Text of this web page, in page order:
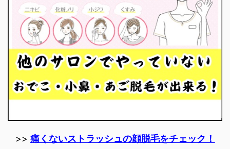
>> 痛くないストラッシュの顔脱毛をチェック！